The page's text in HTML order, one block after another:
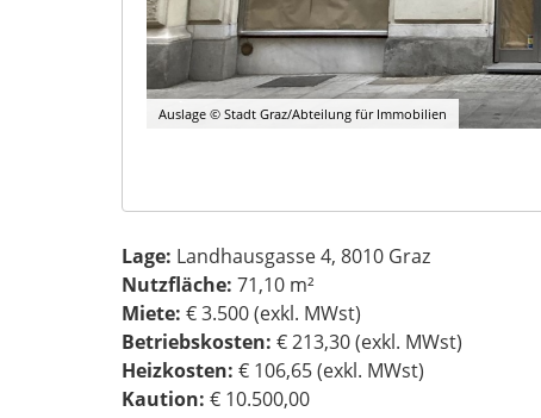
Auslage © Stadt Graz/Abteilung für Immobilien
Lage: Landhausgasse 4, 8010 Graz
Nutzfläche: 71,10 m²
Miete: € 3.500 (exkl. MWst)
Betriebskosten: € 213,30 (exkl. MWst)
Heizkosten: € 106,65 (exkl. MWst)
Kaution: € 10.500,00